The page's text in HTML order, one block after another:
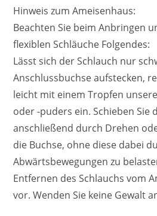
Hinweis zum Ameisenhaus:
Beachten Sie beim Anbringen
flexiblen Schläuche Folgendes:
Lässt sich der Schlauch nur
Anschlussbuchse aufstecken,
leicht mit einem Tropfen
oder -puders ein. Schieben Sie
anschließend durch Drehen
die Buchse, ohne diese dabei
Abwärtsbewegungen zu
Entfernen des Schlauchs vom
vor. Wenden Sie keine Gewalt